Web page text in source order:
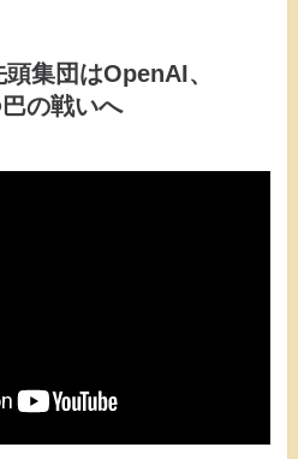
集団はOpenAI、
の戦いへ